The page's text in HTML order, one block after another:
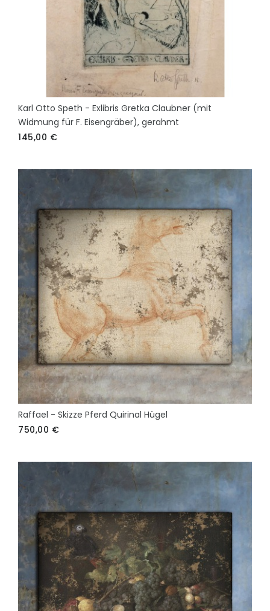
Karl Otto Speth - Exlibris Gretka Claubner (mit
Widmung für F. Eisengräber), gerahmt
145,00 €
Raffael - Skizze Pferd Quirinal Hügel
750,00 €